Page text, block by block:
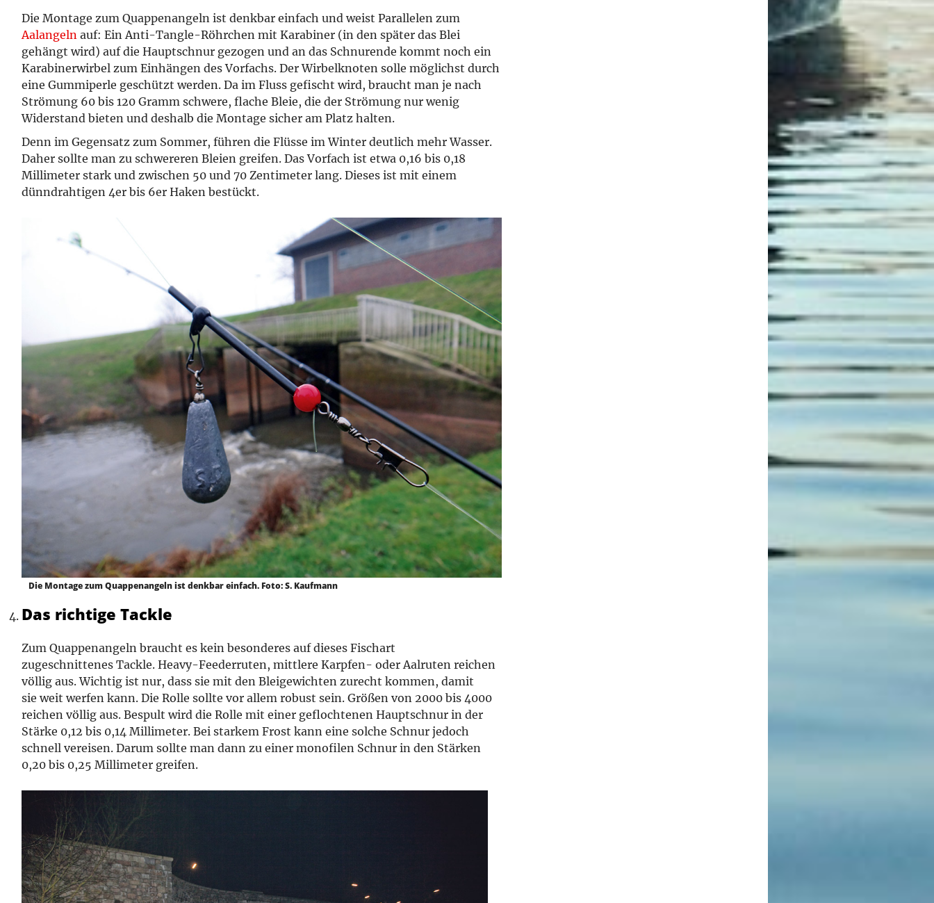
Die Montage zum Quappenangeln ist denkbar einfach und weist Parallelen zum
Aalangeln auf: Ein Anti-Tangle-Röhrchen mit Karabiner (in den später das Blei
gehängt wird) auf die Hauptschnur gezogen und an das Schnurende kommt noch ein
Karabinerwirbel zum Einhängen des Vorfachs. Der Wirbelknoten solle möglichst durch
eine Gummiperle geschützt werden. Da im Fluss gefischt wird, braucht man je nach
Strömung 60 bis 120 Gramm schwere, flache Bleie, die der Strömung nur wenig
Widerstand bieten und deshalb die Montage sicher am Platz halten.
Denn im Gegensatz zum Sommer, führen die Flüsse im Winter deutlich mehr Wasser.
Daher sollte man zu schwereren Bleien greifen. Das Vorfach ist etwa 0,16 bis 0,18
Millimeter stark und zwischen 50 und 70 Zentimeter lang. Dieses ist mit einem
dünndrahtigen 4er bis 6er Haken bestückt.
Die Montage zum Quappenangeln ist denkbar einfach. Foto: S. Kaufmann
Das richtige Tackle
Zum Quappenangeln braucht es kein besonderes auf dieses Fischart
zugeschnittenes Tackle. Heavy-Feederruten, mittlere Karpfen- oder Aalruten reichen
völlig aus. Wichtig ist nur, dass sie mit den Bleigewichten zurecht kommen, damit
sie weit werfen kann. Die Rolle sollte vor allem robust sein. Größen von 2000 bis 4000
reichen völlig aus. Bespult wird die Rolle mit einer geflochtenen Hauptschnur in der
Stärke 0,12 bis 0,14 Millimeter. Bei starkem Frost kann eine solche Schnur jedoch
schnell vereisen. Darum sollte man dann zu einer monofilen Schnur in den Stärken
0,20 bis 0,25 Millimeter greifen.